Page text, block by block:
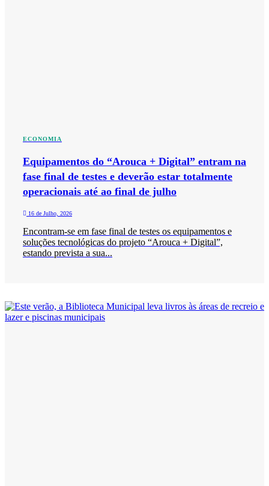
ECONOMIA
Equipamentos do “Arouca + Digital” entram na
fase final de testes e deverão estar totalmente
operacionais até ao final de julho
16 de Julho, 2026
Encontram-se em fase final de testes os equipamentos e
soluções tecnológicas do projeto “Arouca + Digital”,
estando prevista a sua...